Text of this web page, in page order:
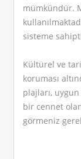
mümkündür.
sisteme
Kültürel ve
koruması
plajları,
bir cennet
görmeniz